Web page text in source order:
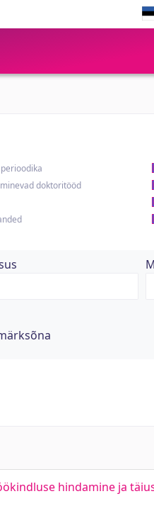
doktoritööd
hindamine ja